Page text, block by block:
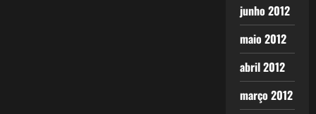
junho 2012
maio 2012
abril 2012
março 2012